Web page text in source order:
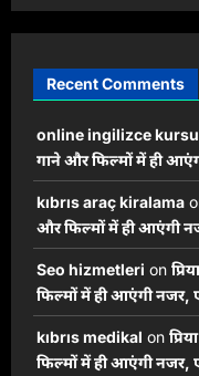
Recent Comments
online ingilizce kursu
गाने और फिल्मों में ही
kıbrıs araç kiralama
और फिल्मों में ही आएंगी
Seo hizmetleri on
फिल्मों में ही आएंगी नजर,
kıbrıs medikal on
फिल्मों में ही आएंगी नजर,